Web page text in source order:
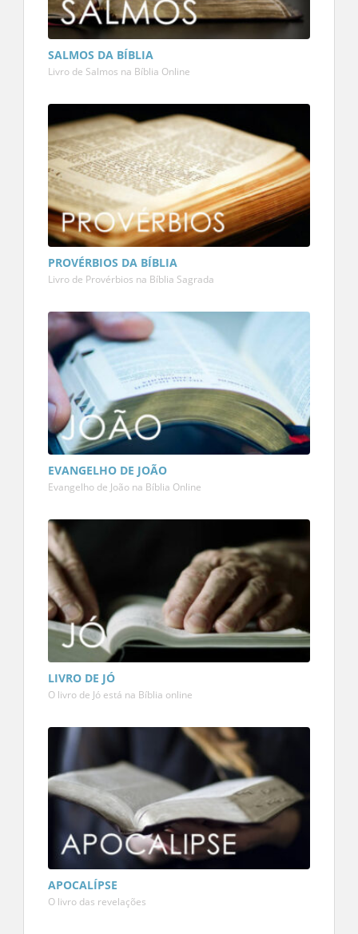
SALMOS DA BÍBLIA
Livro de Salmos na Bíblia Online
PROVÉRBIOS DA BÍBLIA
Livro de Provérbios na Bíblia Sagrada
EVANGELHO DE JOÃO
Evangelho de João na Bíblia Online
LIVRO DE JÓ
O livro de Jó está na Bíblia online
APOCALÍPSE
O livro das revelações